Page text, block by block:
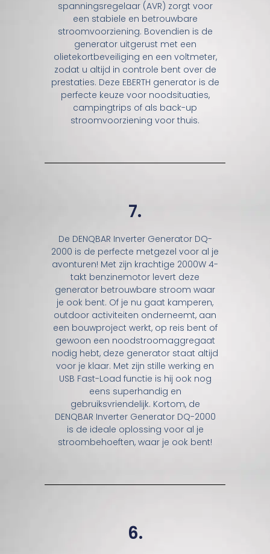
spanningsregelaar (AVR) zorgt voor
een stabiele en betrouwbare
stroomvoorziening. Bovendien is de
generator uitgerust met een
olietekortbeveiliging en een voltmeter,
zodat u altijd in controle bent over de
prestaties. Deze EBERTH generator is de
perfecte keuze voor noodsituaties,
campingtrips of als back-up
stroomvoorziening voor thuis.
7.
De DENQBAR Inverter Generator DQ-
2000 is de perfecte metgezel voor al je
avonturen! Met zijn krachtige 2000W 4-
takt benzinemotor levert deze
generator betrouwbare stroom waar
je ook bent. Of je nu gaat kamperen,
outdoor activiteiten onderneemt, aan
een bouwproject werkt, op reis bent of
gewoon een noodstroomaggregaat
nodig hebt, deze generator staat altijd
voor je klaar. Met zijn stille werking en
USB Fast-Load functie is hij ook nog
eens superhandig en
gebruiksvriendelijk. Kortom, de
DENQBAR Inverter Generator DQ-2000
is de ideale oplossing voor al je
stroombehoeften, waar je ook bent!
6.